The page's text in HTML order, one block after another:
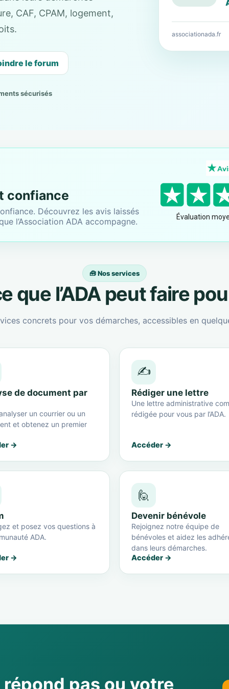
CAF, CPAM, logement,
le forum
sécurisés
associationada.fr
confiance
Découvrez les avis laissés
l’Association ADA accompagne.
🧰 Nos services
que l’ADA peut faire
concrets pour vos démarches, accessibles en
de document par
un courrier ou un
et obtenez un premier
→
✍️
Rédiger une lettre
Une lettre administrative
rédigée pour vous par l’ADA.
Accéder →
et posez vos questions à
ADA.
→
🙋
Devenir bénévole
Rejoignez notre équipe de
bénévoles et aidez les
dans leurs démarches.
Accéder →
pas ou votre